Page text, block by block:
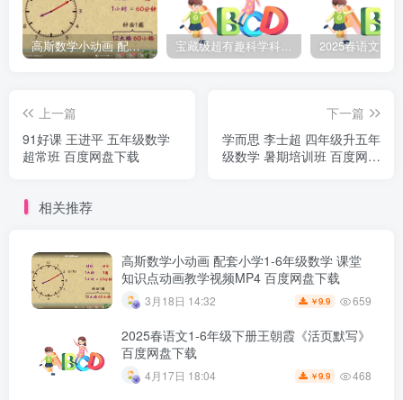
高斯数学小动画 配套小学1-6年级数学 课堂知识点动画教学视频MP4 百度网盘下载 宝藏级超有趣科学科普动画《土豆逗严肃科普》第二季 百度网盘下载
上一篇
91好课 王进平 五年级数学
超常班 百度网盘下载
下一篇
学而思 李士超 四年级升五年
级数学 暑期培训班 百度网盘
相关推荐
高斯数学小动画 配套小学1-6年级数学 课堂
知识点动画教学视频MP4 百度网盘下载
3月18日 14:32 ￥9.9 659
2025春语文1-6年级下册王朝霞《活页默写》
百度网盘下载
4月17日 18:04 ￥9.9 468